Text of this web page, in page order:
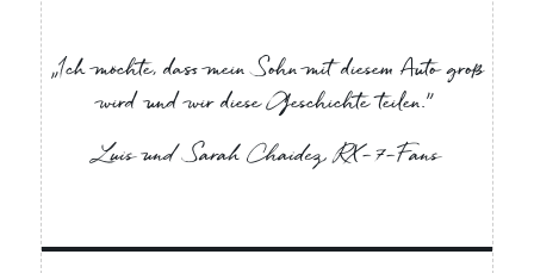
„Ich möchte, dass mein Sohn mit diesem Auto groß
wird und wir diese Geschichte teilen.”
Luis und Sarah Chaidez, RX-7-Fans